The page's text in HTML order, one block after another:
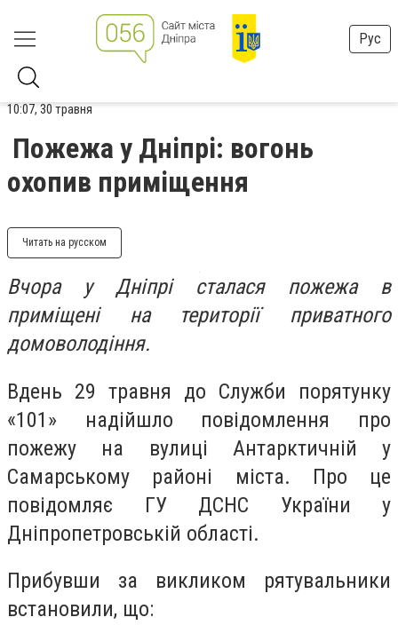
Рус
10:07, 30 травня
Пожежа у Дніпрі: вогонь
охопив приміщення
Читать на русском
Вчора у Дніпрі сталася пожежа в
приміщені на території приватного
домоволодіння.
Вдень 29 травня до Служби порятунку
«101» надійшло повідомлення про
пожежу на вулиці Антарктичній у
Самарському районі міста. Про це
повідомляє ГУ ДСНС України у
Дніпропетровській області.
Прибувши за викликом рятувальники
встановили, що: